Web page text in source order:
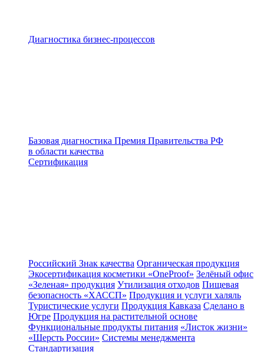
Диагностика бизнес-процессов
Базовая диагностика Премия Правительства РФ
в области качества
Сертификация
Российский Знак качества Органическая продукция
Экосертификация косметики «OneProof» Зелёный офис
«Зеленая» продукция Утилизация отходов Пищевая
безопасность «ХАССП» Продукция и услуги халяль
Туристические услуги Продукция Кавказа Сделано в
Югре Продукция на растительной основе
Функциональные продукты питания «Листок жизни»
«Шерсть России» Системы менеджмента
Стандартизация